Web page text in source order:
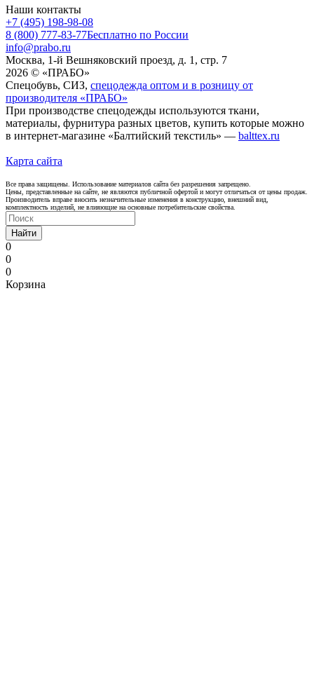
Наши контакты
+7 (495) 198-98-08
8 (800) 777-83-77Бесплатно по России
info@prabo.ru
Москва, 1-й Вешняковский проезд, д. 1, стр. 7
2026 © «ПРАБО»
Спецобувь, СИЗ, спецодежда оптом и в розницу от
производителя «ПРАБО»
При производстве спецодежды используются ткани,
материалы, фурнитура разных цветов, купить которые можно
в интернет-магазине «Балтийский текстиль» — balttex.ru
Карта сайта
Все права защищены. Использование материалов сайта без разрешения запрещено.
Цены, представленные на сайте, не являются публичной офертой и могут отличаться от цены продаж.
Производитель вправе вносить незначительные изменения в конструкцию, внешний вид,
комплектность изделий, не влияющие на основные потребительские свойства.
Найти
0
0
0
Корзина